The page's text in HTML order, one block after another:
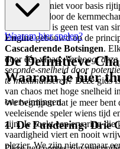
Je bent hier niet voor basis
domineren door de
Chase Rush is geen test van
Enginegebouwd op de
Cascaderende Botsingen.
door één vraag:Verhoogt
seconde-snelheid door
te maximaliseren? Deze gids
van chaos met hoge snelheid
overwinningen.
1. De Fundering: Drie
Waarom hier spelen?
De Definitieve
Waarom je hier
We begrijpen dat je meer bent
veeleisende speler wiens tijd
zijn. Je zoekt een ervaring die
vaardigheid viert en nooit
plezier. We zijn niet zomaar